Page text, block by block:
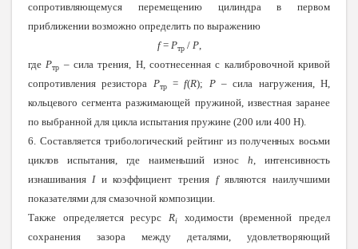
сопротивляющемуся перемещению цилиндра в первом
приближении возможно определить по выражению
f= Ртр / Р,
гдеРтр – сила трения, Н, соотнесенная с калибровочной кривой
сопротивления резистора Ртр=f(R); Р– сила нагружения, Н,
кольцевого сегмента разжимающей пружиной, известная заранее
по выбранной для цикла испытания пружине (200 или 400 Н).
6. Составляется трибологический рейтинг изполученных восьми
циклов испытания, где наименьший износ h, интенсивность
изнашиванияIи коэффициент трения fявляются наилучшими
показателями для смазочной композиции.
Также определяется ресурс Ri
ходимости (временной предел
сохранения зазора между деталями, удовлетворяющий